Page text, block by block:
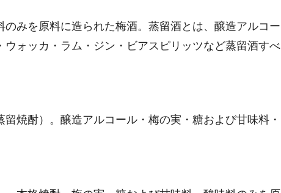
みを原料に造られた梅酒。蒸留酒とは、醸造アルコー
ォッカ・ラム・ジン・ビアスピリッツなど蒸留酒すべ
焼酎）。醸造アルコール・梅の実・糖および甘味料・